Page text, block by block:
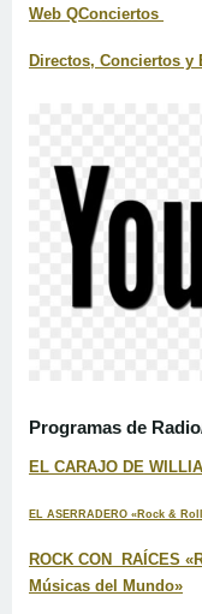
Web QConciertos
Directos, Conciertos y
Programas de
EL CARAJO DE
EL ASERRADERO «Rock &
ROCK CON RAÍCES
Músicas del Mundo»